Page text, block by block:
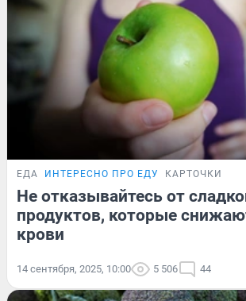
ЕДА ИНТЕРЕСНО ПРО ЕДУ КАРТОЧКИ
Не отказывайтесь от
продуктов, которые
крови
14 сентября, 2025, 10:00 5 506 44